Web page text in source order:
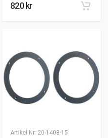
820 kr
Artikel Nr: 20-1408-15